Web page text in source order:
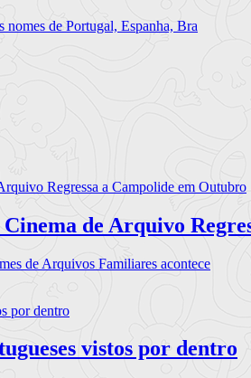
nomes de Portugal, Espanha, Bra
de Arquivo
de Arquivos Familiares acontece
vistos por dentro